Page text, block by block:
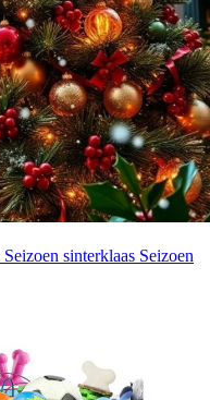
Seizoen sinterklaas Seizoen